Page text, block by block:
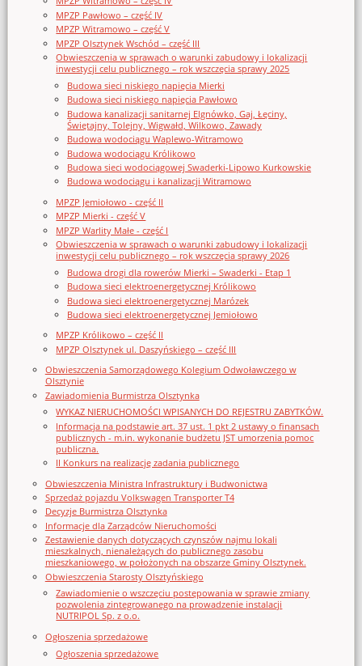
MPZP Pawłowo – część IV
MPZP Witramowo – część V
MPZP Olsztynek Wschód – część III
Obwieszczenia w sprawach o warunki zabudowy i lokalizacji
inwestycji celu publicznego – rok wszczęcia sprawy 2025
Budowa sieci niskiego napięcia Mierki
Budowa sieci niskiego napięcia Pawłowo
Budowa kanalizacji sanitarnej Elgnówko, Gaj, Łęciny,
Świętajny, Tolejny, Wigwałd, Wilkowo, Zawady
Budowa wodociągu Waplewo-Witramowo
Budowa wodociągu Królikowo
Budowa sieci wodociągowej Swaderki-Lipowo Kurkowskie
Budowa wodociągu i kanalizacji Witramowo
MPZP Jemiołowo - część II
MPZP Mierki - część V
MPZP Warlity Małe - część I
Obwieszczenia w sprawach o warunki zabudowy i lokalizacji
inwestycji celu publicznego – rok wszczęcia sprawy 2026
Budowa drogi dla rowerów Mierki – Swaderki - Etap 1
Budowa sieci elektroenergetycznej Królikowo
Budowa sieci elektroenergetycznej Marózek
Budowa sieci elektroenergetycznej Jemiołowo
MPZP Królikowo – część II
MPZP Olsztynek ul. Daszyńskiego – część III
Obwieszczenia Samorządowego Kolegium Odwoławczego w
Olsztynie
Zawiadomienia Burmistrza Olsztynka
WYKAZ NIERUCHOMOŚCI WPISANYCH DO REJESTRU ZABYTKÓW.
Informacja na podstawie art. 37 ust. 1 pkt 2 ustawy o finansach
publicznych - m.in. wykonanie budżetu JST umorzenia pomoc
publiczna.
II Konkurs na realizację zadania publicznego
Obwieszczenia Ministra Infrastruktury i Budwonictwa
Sprzedaż pojazdu Volkswagen Transporter T4
Decyzje Burmistrza Olsztynka
Informacje dla Zarządców Nieruchomości
Zestawienie danych dotyczących czynszów najmu lokali
mieszkalnych, nienależących do publicznego zasobu
mieszkaniowego, w położonych na obszarze Gminy Olsztynek.
Obwieszczenia Starosty Olsztyńskiego
Zawiadomienie o wszczęciu postępowania w sprawie zmiany
pozwolenia zintegrowanego na prowadzenie instalacji
NUTRIPOL Sp. z o.o.
Ogłoszenia sprzedażowe
Ogłoszenia sprzedażowe